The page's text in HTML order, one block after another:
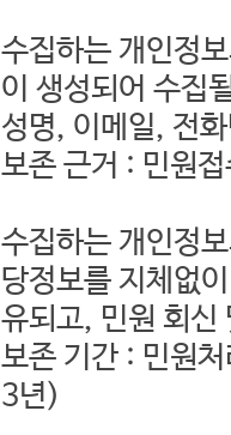
수집하는 개인정
이 생성되어 수집
성명, 이메일, 전
보존 근거 : 민원
수집하는 개인정
당정보를 지체없
유되고, 민원 회신
보존 기간 : 민원
3년)